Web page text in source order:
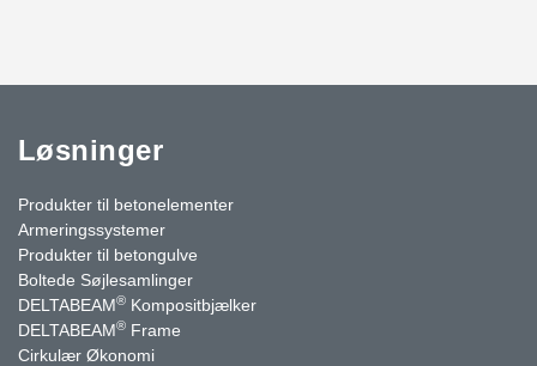
Løsninger
Produkter til betonelementer
Armeringssystemer
Produkter til betongulve
Boltede Søjlesamlinger
DELTABEAM® Kompositbjælker
DELTABEAM® Frame
Cirkulær Økonomi